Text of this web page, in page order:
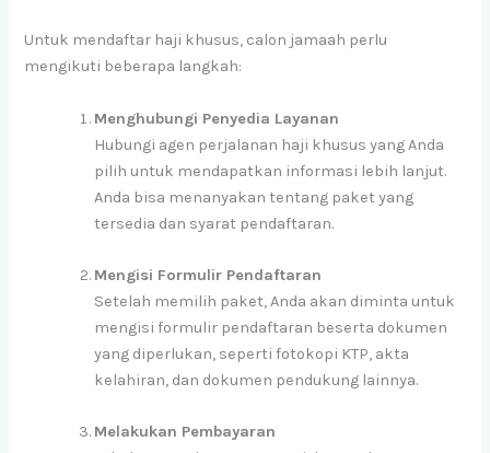
Untuk mendaftar haji khusus, calon jamaah perlu
mengikuti beberapa langkah:
Menghubungi Penyedia Layanan
Hubungi agen perjalanan haji khusus yang Anda
pilih untuk mendapatkan informasi lebih lanjut.
Anda bisa menanyakan tentang paket yang
tersedia dan syarat pendaftaran.
Mengisi Formulir Pendaftaran
Setelah memilih paket, Anda akan diminta untuk
mengisi formulir pendaftaran beserta dokumen
yang diperlukan, seperti fotokopi KTP, akta
kelahiran, dan dokumen pendukung lainnya.
Melakukan Pembayaran